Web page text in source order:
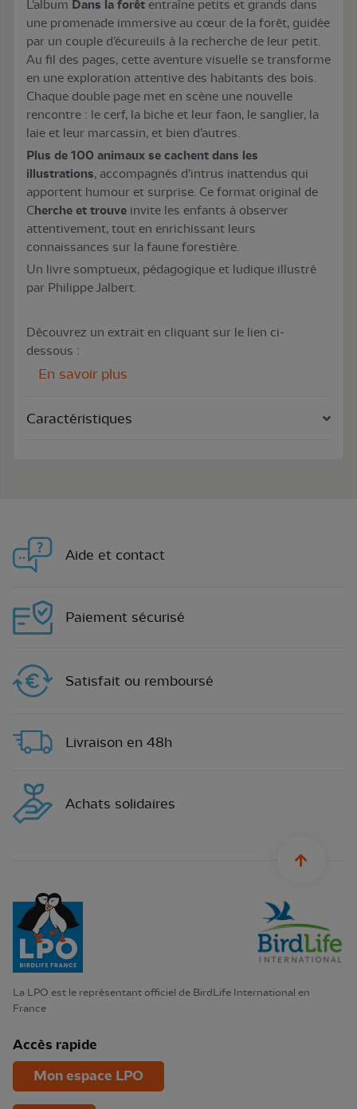
L'album Dans la forêt entraîne petits et grands dans
une promenade immersive au cœur de la forêt, guidée
par un couple d’écureuils à la recherche de leur petit.
Au fil des pages, cette aventure visuelle se transforme
en une exploration attentive des habitants des bois.
Chaque double page met en scène une nouvelle
rencontre : le cerf, la biche et leur faon, le sanglier, la
laie et leur marcassin, et bien d’autres.
Plus de 100 animaux se cachent dans les
illustrations, accompagnés d’intrus inattendus qui
apportent humour et surprise. Ce format original de
Cherche et trouve invite les enfants à observer
attentivement, tout en enrichissant leurs
connaissances sur la faune forestière.
Un livre somptueux, pédagogique et ludique illustré
par Philippe Jalbert.
Découvrez un extrait en cliquant sur le lien ci-
dessous :
En savoir plus
Caractéristiques
Aide et contact
Paiement sécurisé
Satisfait ou remboursé
Livraison en 48h
Achats solidaires
La LPO est le représentant officiel de BirdLife International en
France
Accès rapide
Mon espace LPO